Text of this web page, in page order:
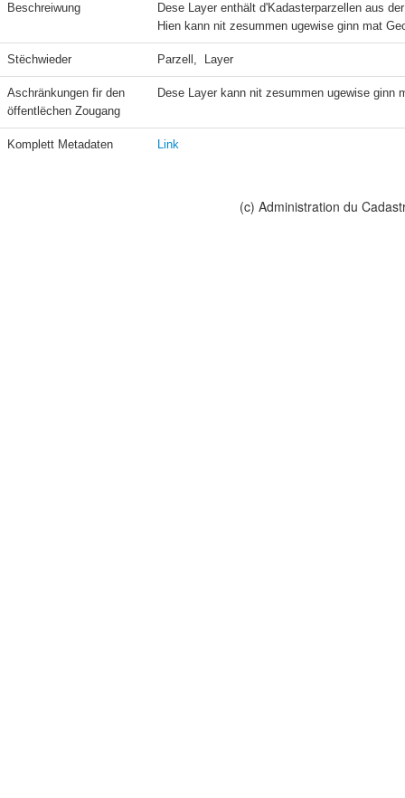
Beschreiwung
Dese Layer enthält d'Kadasterparzellen aus
Hien kann nit zesummen ugewise ginn mat
Stëchwieder Parzell,  Layer
Aschränkungen fir den
öffentlëchen Zougang
Dese Layer kann nit zesummen ugewise ginn
Komplett Metadaten Link
(c) Administration du